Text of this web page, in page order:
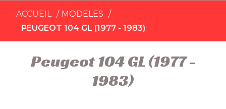
ACCUEIL
MODELES
PEUGEOT 104 GL (1977 - 1983)
Peugeot 104 GL (1977 -
1983)